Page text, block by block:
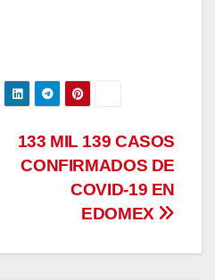
133 MIL 139 CASOS
CONFIRMADOS DE
COVID-19 EN
EDOMEX